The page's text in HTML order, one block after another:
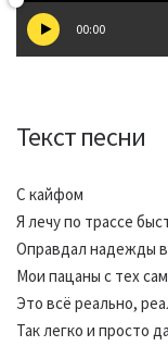
00:00
Текст песни
С кайфом
Я лечу по трассе
Оправдал надежды
Мои пацаны с тех
Это всё реально,
Так легко и просто